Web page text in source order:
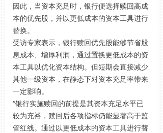
因此，当资本充足时，银行便选择赎回高成
本的优先股，并以更低成本的资本工具进行
替换。
受访专家表示，银行赎回优先股能够节省股
息成本、增厚利润，通过置换更低成本的资
本工具以优化资本结构。但短期会直接减少
其他一级资本，在静态下对资本充足率带来
一定影响。
“银行实施赎回的前提是其资本充足水平已
较为充裕，赎回后各项指标仍能显著高于监
管红线。通过以更低成本的资本工具进行替